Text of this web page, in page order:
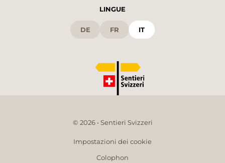
LINGUE
DE FR IT
© 2026 • Sentieri Svizzeri
Impostazioni dei cookie
Colophon